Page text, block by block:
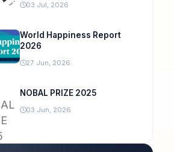
03 Jul, 2026
World Happiness Report
2026
27 Jun, 2026
NOBAL PRIZE 2025
03 Jun, 2026